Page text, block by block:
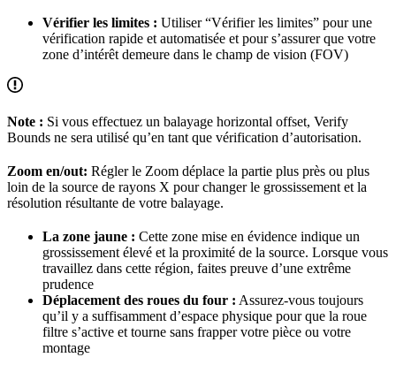
Vérifier les limites : Utiliser “Vérifier les limites” pour une
vérification rapide et automatisée et pour s’assurer que votre
zone d’intérêt demeure dans le champ de vision (FOV)
Note : Si vous effectuez un balayage horizontal offset, Verify
Bounds ne sera utilisé qu’en tant que vérification d’autorisation.
Zoom en/out: Régler le Zoom déplace la partie plus près ou plus
loin de la source de rayons X pour changer le grossissement et la
résolution résultante de votre balayage.
La zone jaune : Cette zone mise en évidence indique un
grossissement élevé et la proximité de la source. Lorsque vous
travaillez dans cette région, faites preuve d’une extrême
prudence
Déplacement des roues du four : Assurez-vous toujours
qu’il y a suffisamment d’espace physique pour que la roue
filtre s’active et tourne sans frapper votre pièce ou votre
montage